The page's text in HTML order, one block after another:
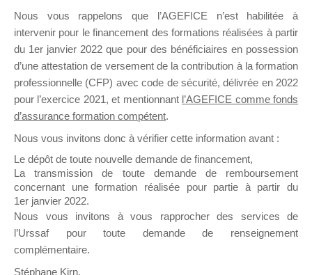
Ce groupe est destiné aux Organismes de
Formation qui souhaitent répondre à l’Appel à
Propositions Mallette du Dirigeant.
Ce groupe propose un forum dédié au support
sur lequel il est possible de laisser un message
ou poser une question.
NB : Il est nécessaire d’être
pouvoir rejoindre ce groupe
Nous vous rappelons que l’AGEFICE n’est habilitée à
intervenir pour le financement des formations réalisées à partir
du 1er janvier 2022 que pour des bénéficiaires en possession
d’une attestation de versement de la contribution à la formation
professionnelle (CFP) avec code de sécurité, délivrée en 2022
pour l’exercice 2021, et mentionnant l’AGEFICE comme fonds
d’assurance formation compétent.
Nous vous invitons donc à vérifier cette information avant :
Le dépôt de toute nouvelle demande de financement,
La transmission de toute demande de remboursement
concernant une formation réalisée pour partie à partir du
1er janvier 2022.
Nous vous invitons à vous rapprocher des services de
l’Urssaf pour toute demande de renseignement
complémentaire.
Stéphane Kirn,